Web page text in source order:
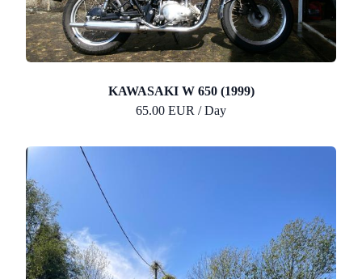
KAWASAKI W 650 (1999)
65.00 EUR / Day